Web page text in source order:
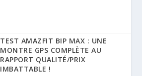
TEST AMAZFIT BIP MAX : UNE
MONTRE GPS COMPLÈTE AU
RAPPORT QUALITÉ/PRIX
IMBATTABLE !